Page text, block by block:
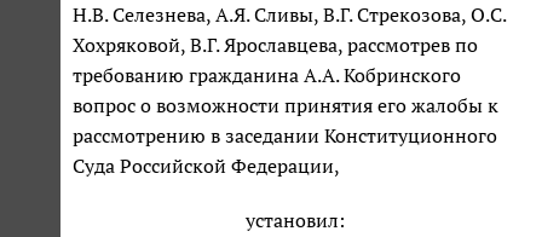
Н.В. Селезнева, А.Я. Сливы, В.Г. Стрекозова, О.С.
Хохряковой, В.Г. Ярославцева, рассмотрев по
требованию гражданина А.А. Кобринского
вопрос о возможности принятия его жалобы к
рассмотрению в заседании Конституционного
Суда Российской Федерации,
установил: